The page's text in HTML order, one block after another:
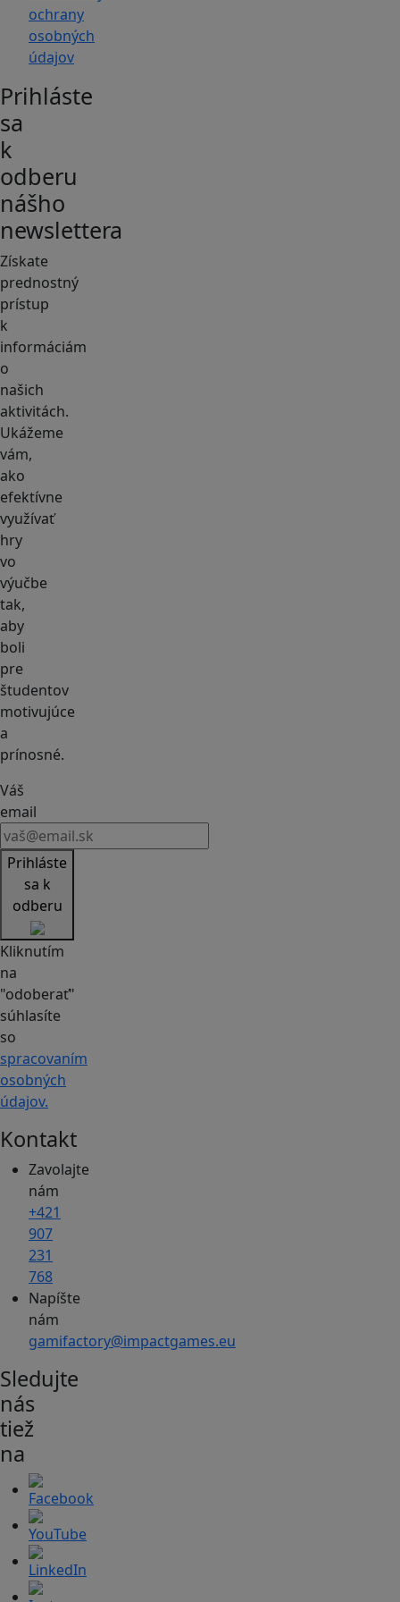
ochrany
osobných
údajov
Prihláste
sa
k
odberu
nášho
newslettera
Získate
prednostný
prístup
k
informáciám
o
našich
aktivitách.
Ukážeme
vám,
ako
efektívne
využívať
hry
vo
výučbe
tak,
aby
boli
pre
študentov
motivujúce
a
prínosné.
Váš
email
Prihláste
sa k
odberu
Kliknutím
na
"odoberať"
súhlasíte
so
spracovaním
osobných
údajov.
Kontakt
Zavolajte
nám
+421
907
231
768
Napíšte
nám
gamifactory@impactgames.eu
Sledujte
nás
tiež
na